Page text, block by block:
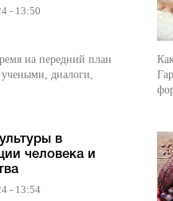
- 13:50
на передний план
учеными, диалоги,
в
человека и
- 13:54